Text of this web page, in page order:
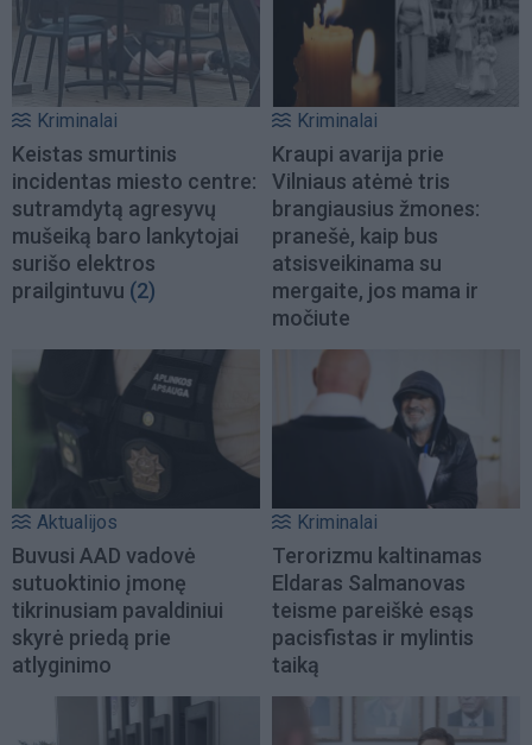
Kriminalai
Keistas smurtinis
incidentas miesto centre:
sutramdytą agresyvų
mušeiką baro lankytojai
surišo elektros
prailgintuvu (2)
Kriminalai
Kraupi avarija prie
Vilniaus atėmė tris
brangiausius žmones:
pranešė, kaip bus
atsisveikinama su
mergaite, jos mama ir
močiute
Aktualijos
Buvusi AAD vadovė
sutuoktinio įmonę
tikrinusiam pavaldiniui
skyrė priedą prie
atlyginimo
Kriminalai
Terorizmu kaltinamas
Eldaras Salmanovas
teisme pareiškė esąs
pacisfistas ir mylintis
taiką